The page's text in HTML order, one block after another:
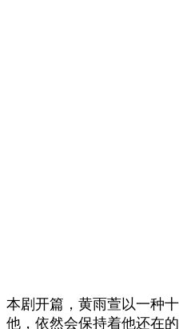
本剧开篇，黄雨萱以一种
他，依然会保持着他还在